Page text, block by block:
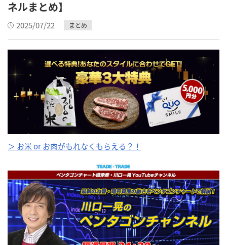
ネルまとめ】
2025/07/22 まとめ
＞ お米 or お肉がもれなくもらえる？！